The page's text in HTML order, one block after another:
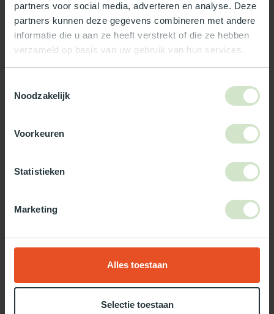
partners voor social media, adverteren en analyse. Deze
partners kunnen deze gegevens combineren met andere
informatie die u aan ze heeft verstrekt of die ze hebben
verzameld op basis van uw gebruik van hun services.
Noodzakelijk
Voorkeuren
Statistieken
Marketing
Alles toestaan
Selectie toestaan
Reviews
Wat ons écht bijzonder maakt:
Gratis bezorging in Nederland, m.u.v. de Waddeneilanden
3-5 werkdagen levertijd
glas/zonwerend/
Gebruik onze daglicht keuzehulp!
Gebruik dan onze daglicht keuzehulp!